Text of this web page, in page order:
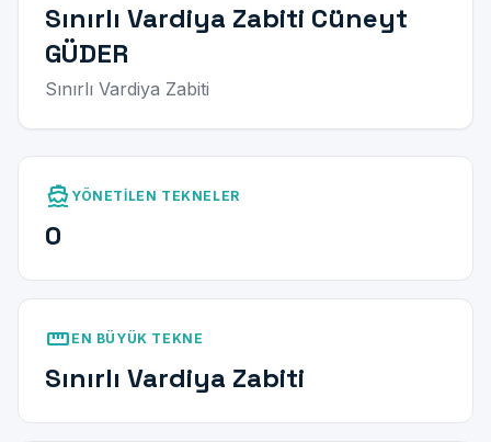
Sınırlı Vardiya Zabiti Cüneyt
GÜDER
Sınırlı Vardiya Zabiti
directions_boat YÖNETILEN TEKNELER
0
straighten EN BÜYÜK TEKNE
Sınırlı Vardiya Zabiti